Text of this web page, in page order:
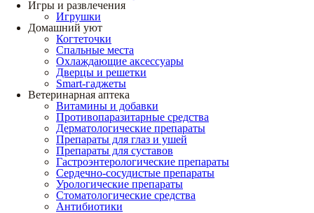
Игры и развлечения
Игрушки
Домашний уют
Когтеточки
Спальные места
Охлаждающие аксессуары
Дверцы и решетки
Smart-гаджеты
Ветеринарная аптека
Витамины и добавки
Противопаразитарные средства
Дерматологические препараты
Препараты для глаз и ушей
Препараты для суставов
Гастроэнтерологические препараты
Сердечно-сосудистые препараты
Урологические препараты
Стоматологические средства
Антибиотики